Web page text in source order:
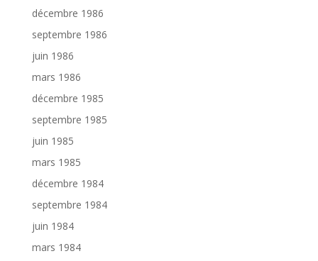
décembre 1986
septembre 1986
juin 1986
mars 1986
décembre 1985
septembre 1985
juin 1985
mars 1985
décembre 1984
septembre 1984
juin 1984
mars 1984